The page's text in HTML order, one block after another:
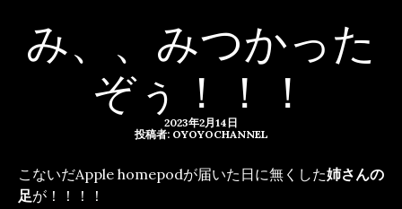
み、、みつかった
ぞぅ！！！
2023年2月14日
投稿者: OYOYOCHANNEL
こないだApple homepodが届いた日に無くした姉さんの
足が！！！！